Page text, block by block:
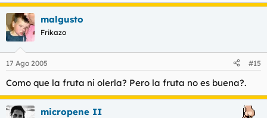
malgusto
Frikazo
17 Ago 2005 #15
Como que la fruta ni olerla? Pero la fruta no es buena?.
micropene II